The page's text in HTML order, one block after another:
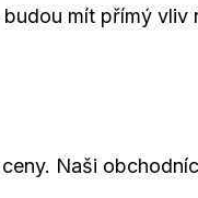
mít přímý vliv
Naši